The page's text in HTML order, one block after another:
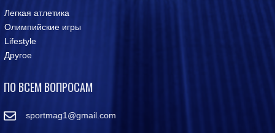
Легкая атлетика
Олимпийские игры
Lifestyle
Другое
ПО ВСЕМ ВОПРОСАМ
sportmag1@gmail.com